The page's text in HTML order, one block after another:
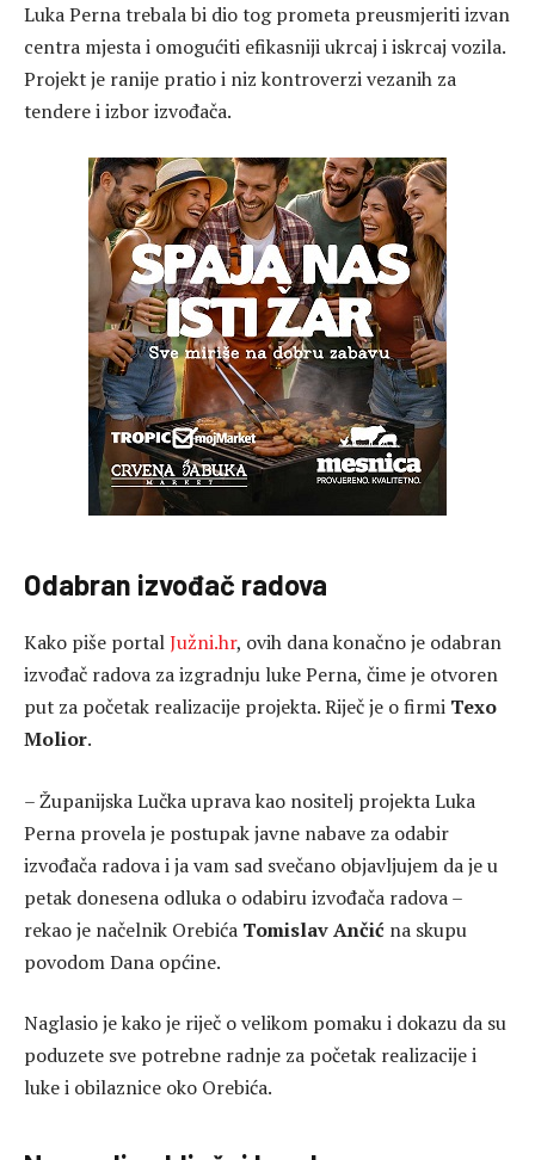
Luka Perna trebala bi dio tog prometa preusmjeriti izvan
centra mjesta i omogućiti efikasniji ukrcaj i iskrcaj vozila.
Projekt je ranije pratio i niz kontroverzi vezanih za
tendere i izbor izvođača.
Odabran izvođač radova
Kako piše portalJužni.hr, ovih dana konačno je odabran
izvođač radova za izgradnju luke Perna, čime je otvoren
put za početak realizacije projekta. Riječ je o firmi Texo
Molior.
– Županijska Lučka uprava kao nositelj projekta Luka
Perna provela je postupak javne nabave za odabir
izvođača radova i ja vam sad svečano objavljujem da je u
petak donesena odluka o odabiru izvođača radova –
rekao je načelnik Orebića Tomislav Ančić na skupu
povodom Dana općine.
Naglasio je kako je riječ o velikom pomaku i dokazu da su
poduzete sve potrebne radnje za početak realizacije i
luke i obilaznice oko Orebića.